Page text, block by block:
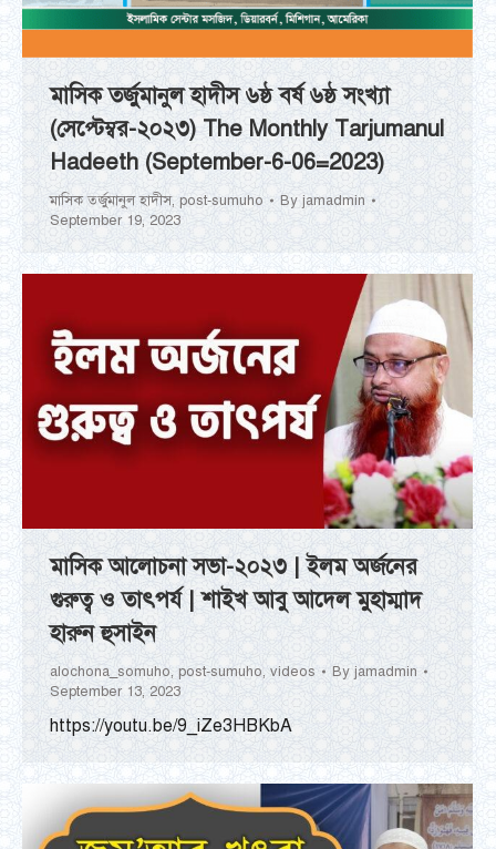
মাসিক তর্জুমানুল হাদীস ৬ষ্ঠ বর্ষ ৬ষ্ঠ সংখ্যা
(সেপ্টেম্বর-২০২৩) The Monthly Tarjumanul
Hadeeth (September-6-06=2023)
মাসিক তর্জুমানুল হাদীস, post-sumuho By jamadmin
September 19, 2023
মাসিক আলোচনা সভা-২০২৩ | ইলম অর্জনের
গুরুত্ব ও তাৎপর্য | শাইখ আবু আদেল মুহাম্মাদ
হারুন হুসাইন
alochona_somuho, post-sumuho, videos By jamadmin
September 13, 2023
https://youtu.be/9_iZe3HBKbA